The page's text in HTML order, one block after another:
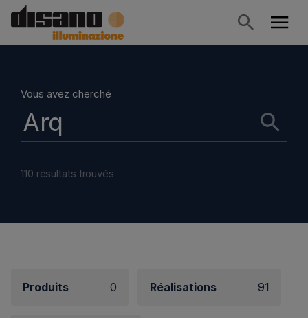
Vous avez cherché
110 résultats trouvés
Produits 0 Réalisations 91